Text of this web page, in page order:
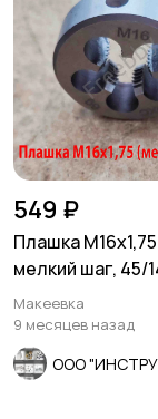
549 ₽
Плашка
мелкий шаг, 45/
ГОСТ 7740-71.
Макеевка
9 месяцев назад